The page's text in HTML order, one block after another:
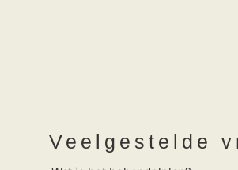
Veelgestelde